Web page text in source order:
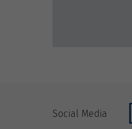
Social Media